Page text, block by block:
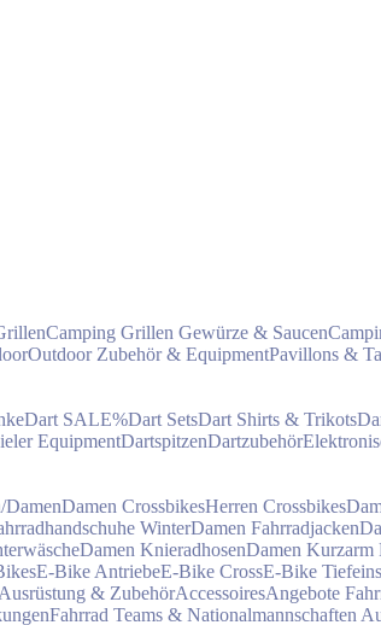
Camping Grillen Gewürze & Saucen
Outdoor Zubehör & EquipmentPavillons &
Dart SALE%Dart SetsDart Shirts & Trikots
EquipmentDartspitzenDartzubehör
DamenDamen CrossbikesHerren Crossbikes
WinterDamen Fahrradjacken
Damen KnieradhosenDamen Kurzarm
E-Bike AntriebeE-Bike CrossE-Bike
& ZubehörAccessoiresAngebote
Fahrrad Teams & Nationalmannschaften